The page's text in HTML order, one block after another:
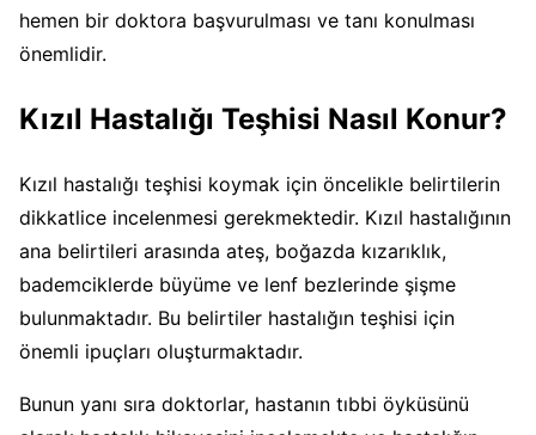
hemen bir doktora başvurulması ve tanı konulması
önemlidir.
Kızıl Hastalığı Teşhisi Nasıl Konur?
Kızıl hastalığı teşhisi koymak için öncelikle belirtilerin
dikkatlice incelenmesi gerekmektedir. Kızıl hastalığının
ana belirtileri arasında ateş, boğazda kızarıklık,
bademciklerde büyüme ve lenf bezlerinde şişme
bulunmaktadır. Bu belirtiler hastalığın teşhisi için
önemli ipuçları oluşturmaktadır.
Bunun yanı sıra doktorlar, hastanın tıbbi öyküsünü